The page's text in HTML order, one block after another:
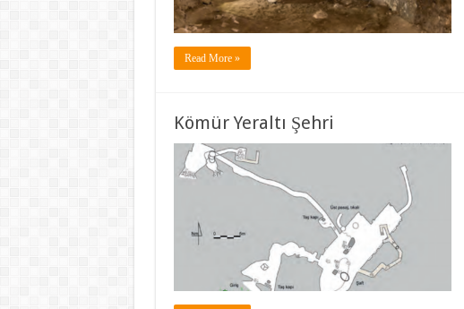
Read More »
Kömür Yeraltı Şehri